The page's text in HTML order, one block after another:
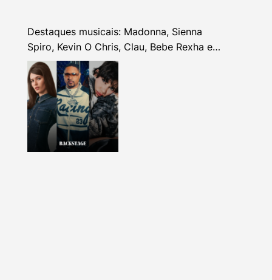
Destaques musicais: Madonna, Sienna
Spiro, Kevin O Chris, Clau, Bebe Rexha e
mais